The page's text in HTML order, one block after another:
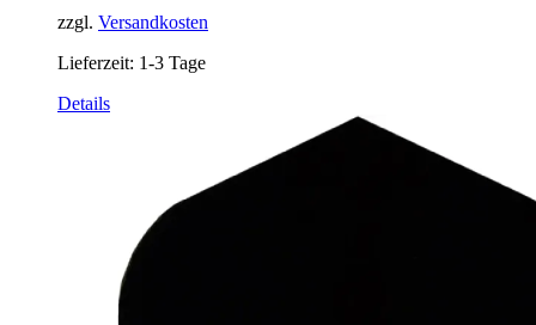
zzgl. Versandkosten
Lieferzeit: 1-3 Tage
Details